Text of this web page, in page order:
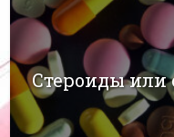
Стероиды или